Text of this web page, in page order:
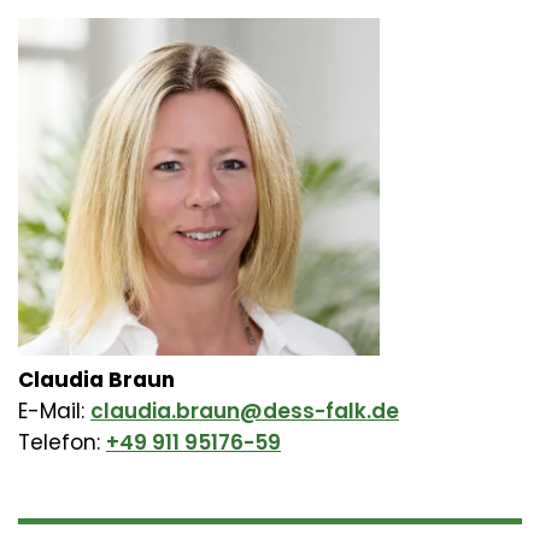
Claudia Braun
E-Mail: claudia.braun@dess-falk.de
Telefon: +49 911 95176-59